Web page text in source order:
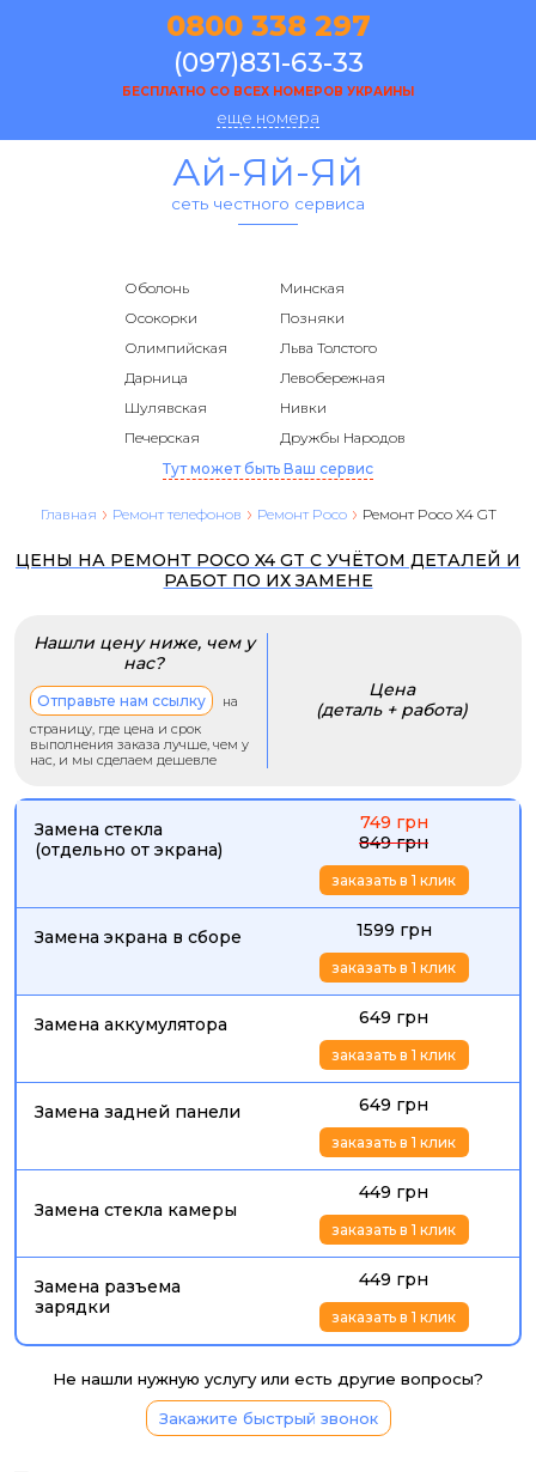
0800 338 297
(097)831-63-33
БЕСПЛАТНО СО ВСЕХ НОМЕРОВ УКРАИНЫ
еще номера
Ай-Яй-Яй
сеть честного сервиса
Оболонь
Минская
Осокорки
Позняки
Олимпийская
Льва Толстого
Дарница
Левобережная
Шулявская
Нивки
Печерская
Дружбы Народов
Тут может быть Ваш сервис
Главная Ремонт телефонов Ремонт Poco Ремонт Poco X4 GT
ЦЕНЫ НА РЕМОНТ POCO X4 GT С УЧЁТОМ ДЕТАЛЕЙ И
РАБОТ ПО ИХ ЗАМЕНЕ
Нашли цену ниже, чем у
нас?
Отправьте нам ссылку
на
страницу, где цена и срок
выполнения заказа лучше, чем у
нас, и мы сделаем дешевле
Цена
(деталь + работа)
Замена стекла
(отдельно от экрана)
749 грн
849 грн
заказать в 1 клик
Замена экрана в сборе 1599 грн
заказать в 1 клик
Замена аккумулятора 649 грн
заказать в 1 клик
Замена задней панели 649 грн
заказать в 1 клик
Замена стекла камеры
449 грн
заказать в 1 клик
Замена разъема
зарядки
449 грн
заказать в 1 клик
Не нашли нужную услугу или есть другие вопросы?
Закажите быстрый звонок